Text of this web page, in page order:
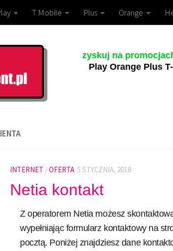
T Mobile Plus Orange
zyskuj na
Play Orange Plus
INTERNET /OFERTA 5 STYCZNIA, 2018
Netia kontakt
Z operatorem Netia możesz
wypełniając formularz kontaktowy na
pocztą. Poniżej znajdziesz dane